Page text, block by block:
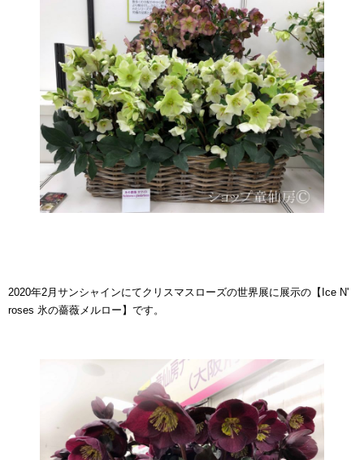
2020年2月サンシャインにてクリスマスローズの世界展に展示の【Ice N'
roses 氷の薔薇メルロー】です。